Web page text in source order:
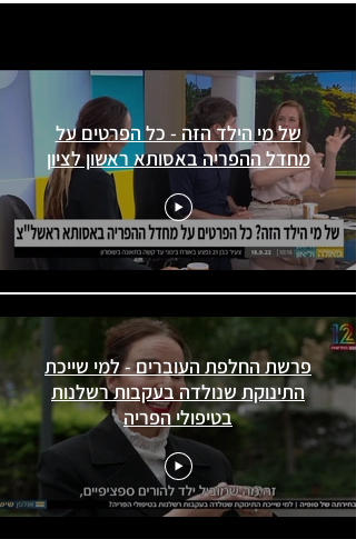
של מי הילד הזה - כל הפרטים על
מחדל ההפריה באסותא ראשון לציון
פרשת החלפת העוברים - למי שייכת
התינוקת שנולדה בעקבות רשלנות
בטיפולי הפריה